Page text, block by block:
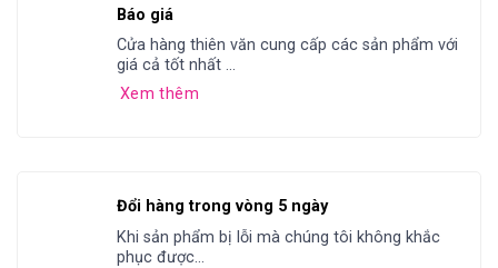
Báo giá
Cửa hàng thiên văn cung cấp các sản phẩm với
giá cả tốt nhất ...
Xem thêm
Đổi hàng trong vòng 5 ngày
Khi sản phẩm bị lỗi mà chúng tôi không khắc
phục được...